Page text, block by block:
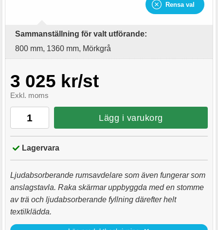
Rensa val
Sammanställning för valt utförande:
800 mm, 1360 mm, Mörkgrå
3 025 kr/st
Exkl. moms
Lägg i varukorg
Lagervara
Ljudabsorberande rumsavdelare som även fungerar som
anslagstavla. Raka skärmar uppbyggda med en stomme
av trä och ljudabsorberande fyllning därefter helt
textilklädda.